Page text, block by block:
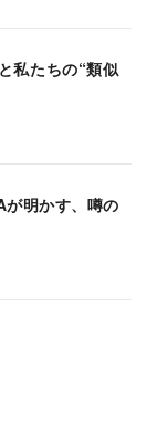
私たちの“類似
明かす、噂の